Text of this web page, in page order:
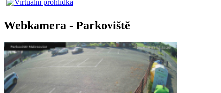
Webkamera - Parkoviště